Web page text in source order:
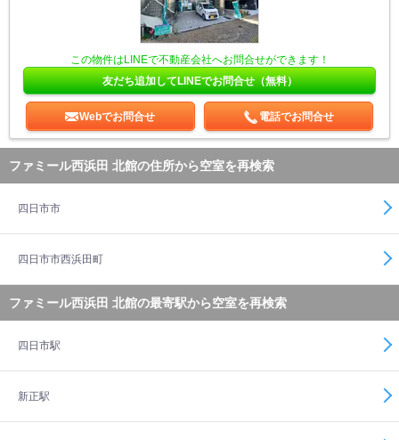
この物件はLINEで不動産会社へお問合せができます！
友だち追加してLINEでお問合せ（無料）
Webでお問合せ 電話でお問合せ
ファミール西浜田 北館の住所から空室を再検索
四日市市
四日市市西浜田町
ファミール西浜田 北館の最寄駅から空室を再検索
四日市駅
新正駅